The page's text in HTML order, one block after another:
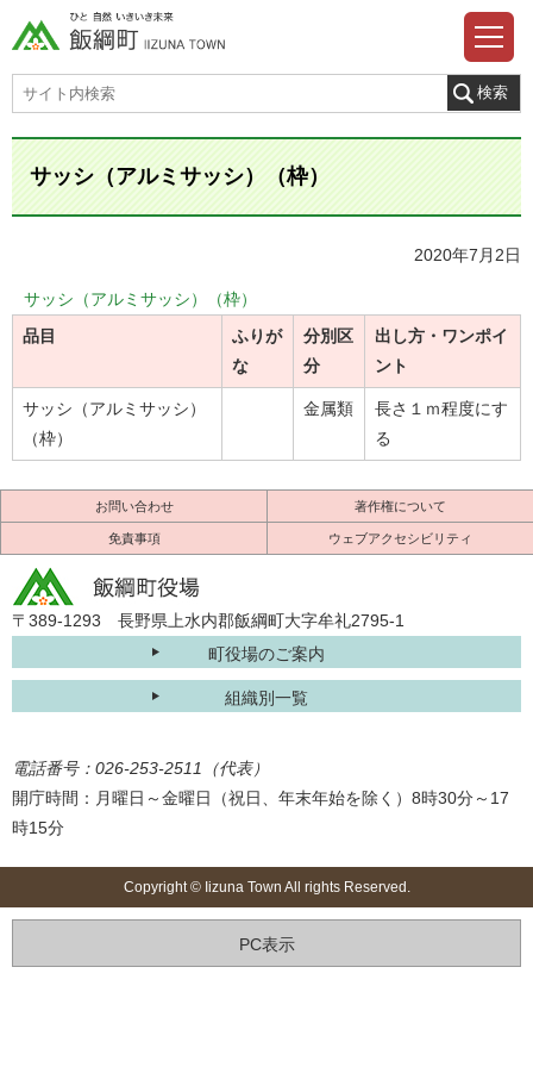
サッシ（アルミサッシ）（枠）
2020年7月2日
サッシ（アルミサッシ）（枠）
品目
ふりが
な
分別区
分
出し方・ワンポイ
ント
サッシ（アルミサッシ）
（枠）
金属類
長さ１ｍ程度にす
る
お問い合わせ 著作権について
免責事項 ウェブアクセシビリティ
〒389-1293 長野県上水内郡飯綱町大字牟礼2795-1
町役場のご案内
組織別一覧
電話番号：026-253-2511（代表）
開庁時間：月曜日～金曜日（祝日、年末年始を除く）8時30分～17
時15分
Copyright © Iizuna Town All rights Reserved.
PC表示